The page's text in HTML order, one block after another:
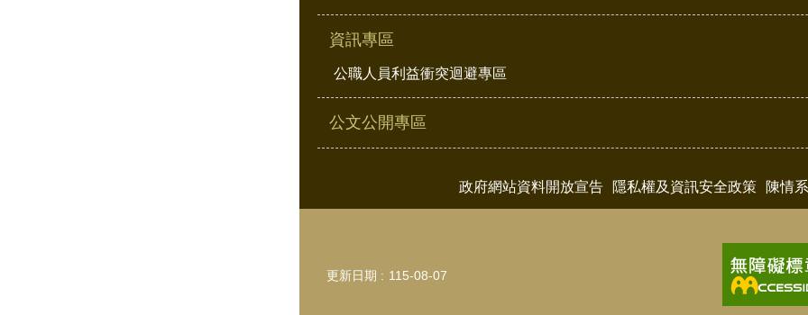
資訊專區
公職人員利益衝突迴避專區
公文公開專區
政府網站資料開放宣告 隱私權及資訊安全政策 陳情
更新日期 115-08-07